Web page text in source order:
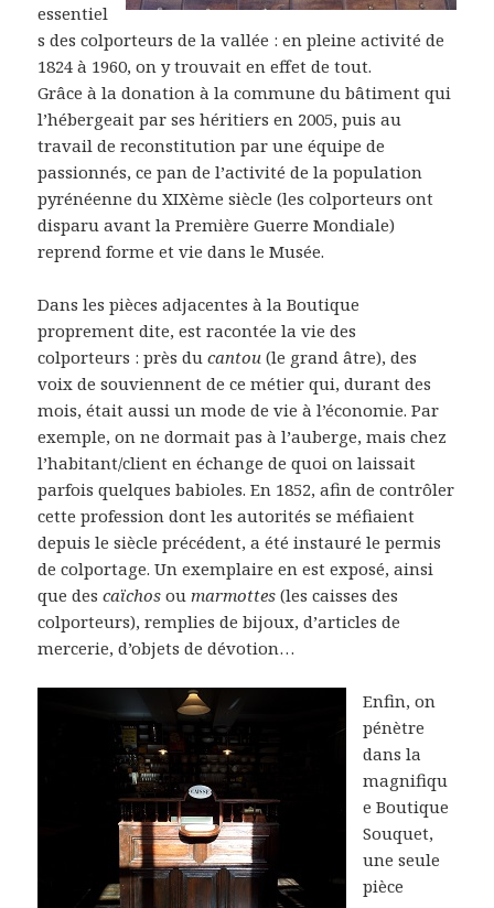
essentiel
s des colporteurs de la vallée : en pleine activité de
1824 à 1960, on y trouvait en effet de tout.
Grâce à la donation à la commune du bâtiment qui
l’hébergeait par ses héritiers en 2005, puis au
travail de reconstitution par une équipe de
passionnés, ce pan de l’activité de la population
pyrénéenne du XIXème siècle (les colporteurs ont
disparu avant la Première Guerre Mondiale)
reprend forme et vie dans le Musée.
Dans les pièces adjacentes à la Boutique
proprement dite, est racontée la vie des
colporteurs : près ducantou (le grand âtre), des
voix de souviennent de ce métier qui, durant des
mois, était aussi un mode de vie à l’économie. Par
exemple, on ne dormait pas à l’auberge, mais chez
l’habitant/client en échange de quoi on laissait
parfois quelques babioles. En 1852, afin de contrôler
cette profession dont les autorités se méfiaient
depuis le siècle précédent, a été instauré le permis
de colportage. Un exemplaire en est exposé, ainsi
que descaïchos oumarmottes (les caisses des
colporteurs), remplies de bijoux, d’articles de
mercerie, d’objets de dévotion…
Enfin, on
pénètre
dans la
magnifiqu
e Boutique
Souquet,
une seule
pièce